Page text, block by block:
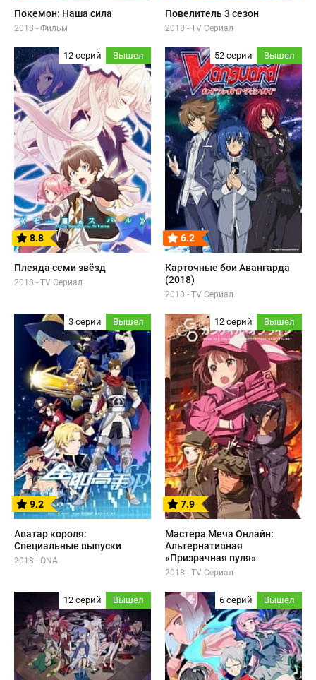
Покемон: Наша сила
2018 - Фильм
Повелитель 3 сезон
2018 - TV Сериал
12 серий Вышел
8.8
Плеяда семи звёзд
2018 - TV Сериал
52 серии Вышел
6.2
Карточные бои Авангарда
(2018)
2018 - TV Сериал
3 серии Вышел
9.2
Аватар короля:
Специальные выпуски
2018 - ONA
12 серий Вышел
7.9
Мастера Меча Онлайн:
Альтернативная
«Призрачная пуля»
2018 - TV Сериал
12 серий Вышел 6 серий Вышел